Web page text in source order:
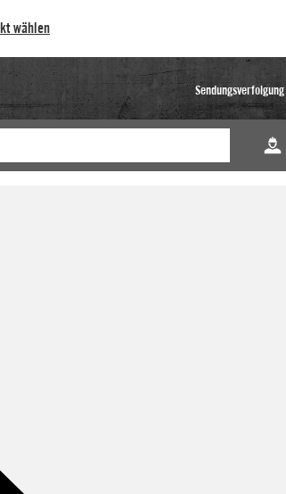
wählen
Sendungsverfolgung